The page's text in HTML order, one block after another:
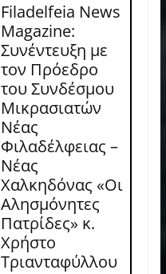
Filadelfeia News
Magazine:
Συνέντευξη με
τον Πρόεδρο
του Συνδέσμου
Μικρασιατών
Νέας
Φιλαδέλφειας –
Νέας
Χαλκηδόνας «Οι
Αλησμόνητες
Πατρίδες» κ.
Χρήστο
Τριανταφύλλου